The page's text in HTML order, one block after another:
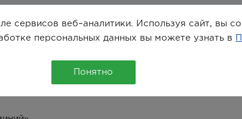
сервисов веб–аналитики. Используя сайт, вы
персональных данных вы можете узнать в
Понятно